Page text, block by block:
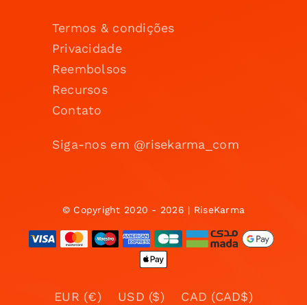
Termos & condições
Privacidade
Reembolsos
Recursos
Contato
Siga-nos em @risekarma_com
© Copyright 2020 - 2026 | RiseKarma
EUR (€) USD ($)
CAD (CAD$)